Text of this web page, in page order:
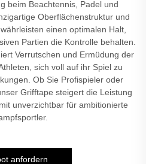
beim Beachtennis, Padel und
Oberflächenstruktur und
einen optimalen Halt,
Partien die Kontrolle behalten.
Verrutschen und Ermüdung der
sich voll auf ihr Spiel zu
Ob Sie Profispieler oder
Grifftape steigert die Leistung
unverzichtbar für ambitionierte
anfordern